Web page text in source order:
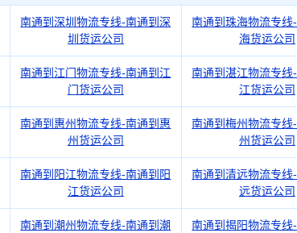
南通到深圳物流专线-南通到深
圳货运公司
南通到珠海物流专线
海货运公司
南通到江门物流专线-南通到江
门货运公司
南通到湛江物流专线
江货运公司
南通到惠州物流专线-南通到惠
州货运公司
南通到梅州物流专线
州货运公司
南通到阳江物流专线-南通到阳
江货运公司
南通到清远物流专线
远货运公司
南通到潮州物流专线-南通到潮
南通到揭阳物流专线